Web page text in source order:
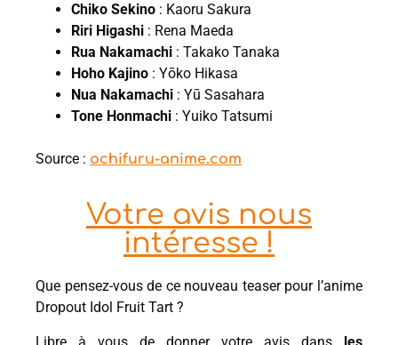
Chiko Sekino : Kaoru Sakura
Riri Higashi : Rena Maeda
Rua Nakamachi : Takako Tanaka
Hoho Kajino : Yōko Hikasa
Nua Nakamachi : Yū Sasahara
Tone Honmachi : Yuiko Tatsumi
Source : ochifuru-anime.com
Votre avis nous
intéresse !
Que pensez-vous de ce nouveau teaser pour l’anime
Dropout Idol Fruit Tart ?